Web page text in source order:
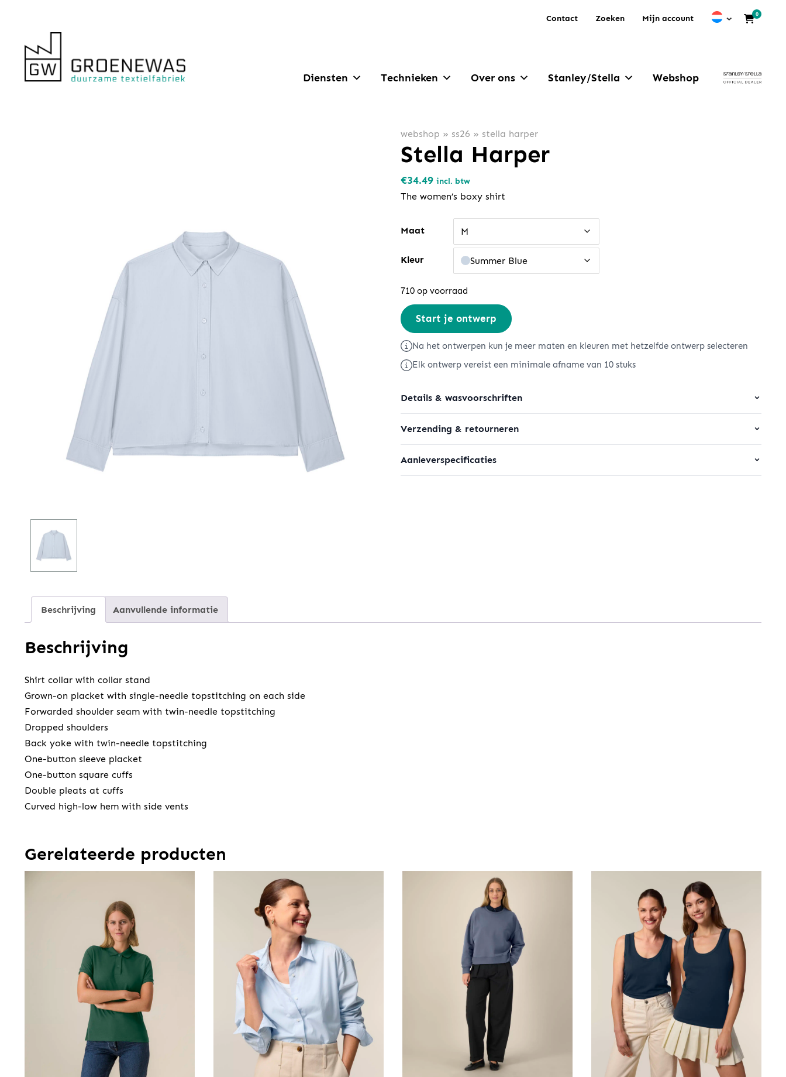
Contact Zoeken Mijn account 0
Diensten Technieken Over ons Stanley/Stella Webshop
webshop » ss26 » stella harper
Stella Harper
€34.49 incl. btw
The women’s boxy shirt
Maat M
Kleur Summer Blue
710 op voorraad
Stella
Harper
aantal
Start je ontwerp
Na het ontwerpen kun je meer maten en kleuren met hetzelfde ontwerp selecteren
Elk ontwerp vereist een minimale afname van 10 stuks
Details & wasvoorschriften
Verzending & retourneren
Aanleverspecificaties
Beschrijving Aanvullende informatie
Beschrijving
Shirt collar with collar stand
Grown-on placket with single-needle topstitching on each side
Forwarded shoulder seam with twin-needle topstitching
Dropped shoulders
Back yoke with twin-needle topstitching
One-button sleeve placket
One-button square cuffs
Double pleats at cuffs
Curved high-low hem with side vents
Gerelateerde producten